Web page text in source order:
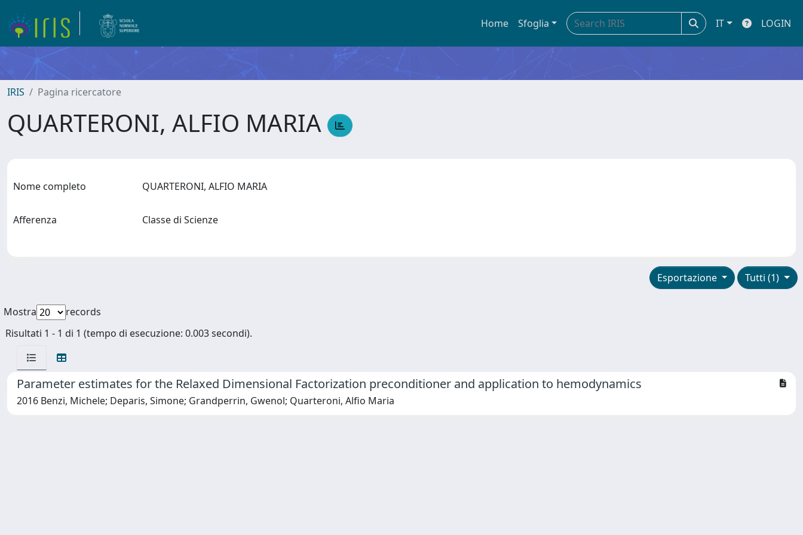
Home Sfoglia IT LOGIN
IRIS Pagina ricercatore
QUARTERONI, ALFIO MARIA
Nome completo QUARTERONI, ALFIO MARIA
Afferenza Classe di Scienze
Tutti (1)
Esportazione
Mostra
records
Risultati 1 - 1 di 1 (tempo di esecuzione: 0.003 secondi).
Parameter estimates for the Relaxed Dimensional Factorization preconditioner and application to hemodynamics
2016 Benzi, Michele; Deparis, Simone; Grandperrin, Gwenol; Quarteroni, Alfio Maria